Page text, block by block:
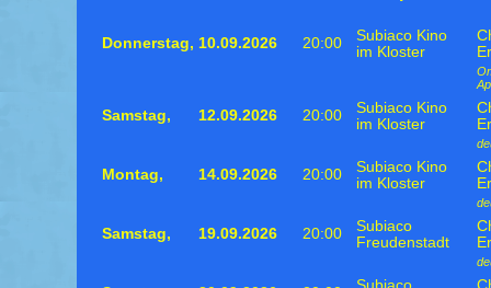
Donnerstag, 10.09.2026 20:00
Subiaco Kino
im Kloster
Samstag, 12.09.2026 20:00
Subiaco Kino
im Kloster
Montag, 14.09.2026 20:00
Subiaco Kino
im Kloster
Samstag, 19.09.2026 20:00
Subiaco
Freudenstadt